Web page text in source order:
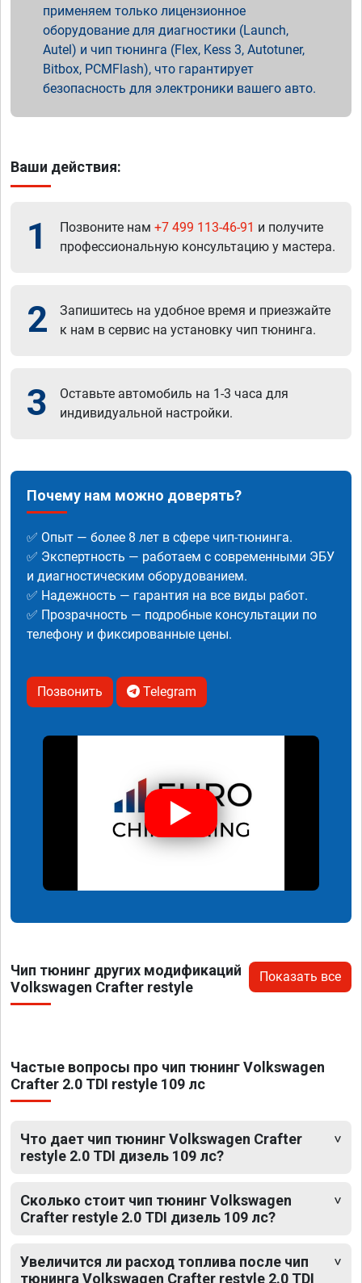
применяем только лицензионное
оборудование для диагностики (Launch,
Autel) и чип тюнинга (Flex, Kess 3, Autotuner,
Bitbox, PCMFlash), что гарантирует
безопасность для электроники вашего авто.
Ваши действия:
1 Позвоните нам +7 499 113-46-91 и получите
профессиональную консультацию у мастера.
2
Запишитесь на удобное время и приезжайте
к нам в сервис на установку чип тюнинга.
3
Оставьте автомобиль на 1-3 часа для
индивидуальной настройки.
Почему нам можно доверять?
✅ Опыт — более 8 лет в сфере чип-тюнинга.
✅ Экспертность — работаем с современными ЭБУ
и диагностическим оборудованием.
✅ Надежность — гарантия на все виды работ.
✅ Прозрачность — подробные консультации по
телефону и фиксированные цены.
Позвонить Telegram
Чип тюнинг других модификаций
Volkswagen Crafter restyle
Показать все
Частые вопросы про чип тюнинг Volkswagen
Crafter 2.0 TDI restyle 109 лс
Что дает чип тюнинг Volkswagen Crafter
restyle 2.0 TDI дизель 109 лс?
Сколько стоит чип тюнинг Volkswagen
Crafter restyle 2.0 TDI дизель 109 лс?
Увеличится ли расход топлива после чип
тюнинга Volkswagen Crafter restyle 2.0 TDI